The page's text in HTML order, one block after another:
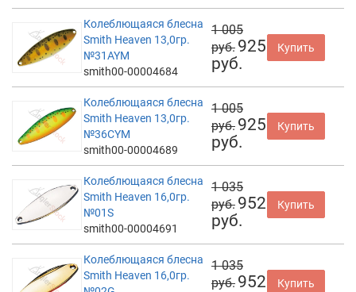
Колеблющаяся блесна
Smith Heaven 13,0гр.
№31AYM
smith00-00004684
1 005
руб. 925
руб.
Купить
Колеблющаяся блесна
Smith Heaven 13,0гр.
№36CYM
smith00-00004689
1 005
руб. 925
руб.
Купить
Колеблющаяся блесна
Smith Heaven 16,0гр.
№01S
smith00-00004691
1 035
руб. 952
руб.
Купить
Колеблющаяся блесна
Smith Heaven 16,0гр.
1 035
руб. 952
Купить